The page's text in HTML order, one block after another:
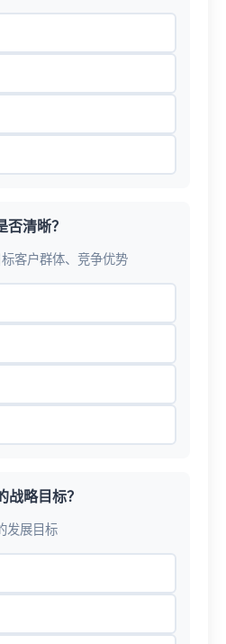
清晰？
客户群体、竞争优势
略目标？
发展目标